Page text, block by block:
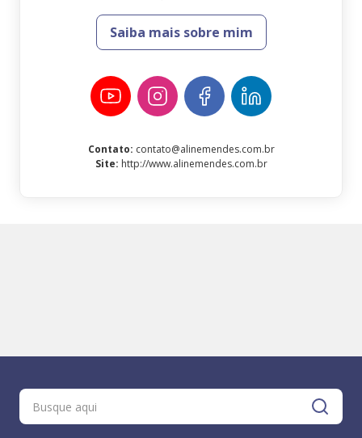
Saiba mais sobre mim
Contato: contato@alinemendes.com.br
Site: http://www.alinemendes.com.br